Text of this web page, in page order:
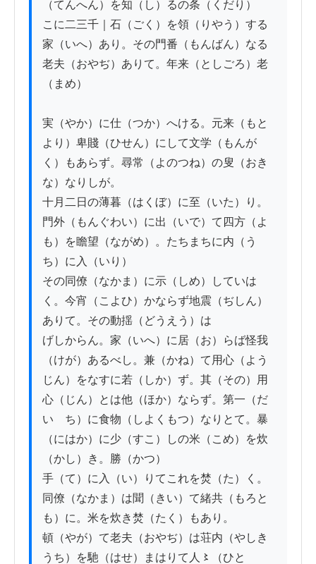
（てんへん）を知（し）るの条（くだり）
こに二三千｜石（ごく）を領（りやう）する
家（いへ）あり。その門番（もんばん）なる
老夫（おやぢ）ありて。年来（としごろ）老
（まめ）
実（やか）に仕（つか）へける。元来（もと
より）卑賤（ひせん）にして文学（もんが
く）もあらず。尋常（よのつね）の叟（おき
な）なりしが。
十月二日の薄暮（はくぼ）に至（いた）り。
門外（もんぐわい）に出（いで）て四方（よ
も）を瞻望（ながめ）。たちまちに内（う
ち）に入（いり）
その同僚（なかま）に示（しめ）していは
く。今宵（こよひ）かならず地震（ぢしん）
ありて。その動揺（どうえう）は
げしからん。家（いへ）に居（お）らば怪我
（けが）あるべし。兼（かね）て用心（よう
じん）をなすに若（しか）ず。其（その）用
心（じん）とは他（ほか）ならず。第一（だ
いゝち）に食物（しよくもつ）なりとて。暴
（にはか）に少（すこ）しの米（こめ）を炊
（かし）き。勝（かつ）
手（て）に入（い）りてこれを焚（た）く。
同僚（なかま）は聞（きい）て緒共（もろと
も）に。米を炊き焚（たく）もあり。
頓（やが）て老夫（おやぢ）は荘内（やしき
うち）を馳（はせ）まはりて人〻（ひと